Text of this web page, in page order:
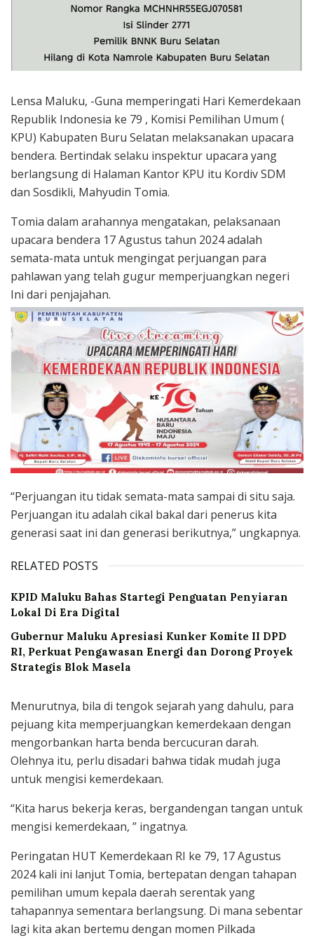
Lensa Maluku, -Guna memperingati Hari Kemerdekaan
Republik Indonesia ke 79 , Komisi Pemilihan Umum (
KPU) Kabupaten Buru Selatan melaksanakan upacara
bendera. Bertindak selaku inspektur upacara yang
berlangsung di Halaman Kantor KPU itu Kordiv SDM
dan Sosdikli, Mahyudin Tomia.
Tomia dalam arahannya mengatakan, pelaksanaan
upacara bendera 17 Agustus tahun 2024 adalah
semata-mata untuk mengingat perjuangan para
pahlawan yang telah gugur memperjuangkan negeri
Ini dari penjajahan.
“Perjuangan itu tidak semata-mata sampai di situ saja.
Perjuangan itu adalah cikal bakal dari penerus kita
generasi saat ini dan generasi berikutnya,” ungkapnya.
RELATED POSTS
KPID Maluku Bahas Startegi Penguatan Penyiaran
Lokal Di Era Digital
Gubernur Maluku Apresiasi Kunker Komite II DPD
RI, Perkuat Pengawasan Energi dan Dorong Proyek
Strategis Blok Masela
Menurutnya, bila di tengok sejarah yang dahulu, para
pejuang kita memperjuangkan kemerdekaan dengan
mengorbankan harta benda bercucuran darah.
Olehnya itu, perlu disadari bahwa tidak mudah juga
untuk mengisi kemerdekaan.
“Kita harus bekerja keras, bergandengan tangan untuk
mengisi kemerdekaan, ” ingatnya.
Peringatan HUT Kemerdekaan RI ke 79, 17 Agustus
2024 kali ini lanjut Tomia, bertepatan dengan tahapan
pemilihan umum kepala daerah serentak yang
tahapannya sementara berlangsung. Di mana sebentar
lagi kita akan bertemu dengan momen Pilkada